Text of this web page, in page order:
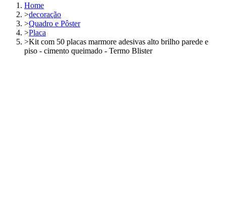
Home
>decoração
>Quadro e Pôster
>Placa
>Kit com 50 placas marmore adesivas alto brilho parede e
piso - cimento queimado - Termo Blister